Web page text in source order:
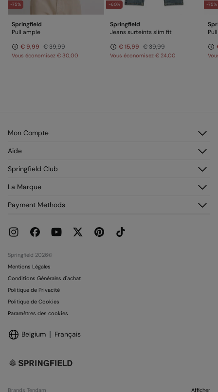
-75%
Springfield
Pull ample
€ 9,99 € 39,99
Vous économisez € 30,00
-60%
Springfield
Jeans surteints slim fit
€ 15,99 € 39,99
Vous économisez € 24,00
-75%
Mon Compte
Mes adresses
Aide
Foire aux questions
Livraison
Promotions en cours
Carte Cadeau
Springfield Club
Adhérez !
La Marque
Franchises
Emploi
Payment Methods
Springfield 2026©
Mentions Légales
Conditions Générales d'achat
Politique de Privacité
Politique de Cookies
Paramètres des cookies
Belgium Français
Brands Tendam Afficher